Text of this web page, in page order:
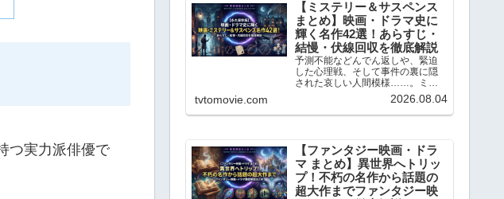
つ実力派俳優で
や派手なアクションを見せるだけ
のエンターテインメントではあり
ません。「もし人工知能が感...
【ミステリー＆サスペンス
まとめ】映画・ドラマ史に
輝く名作42選！あらすじ・
結慢・伏線回収を徹底解説
予測不能などんでん返しや、緊迫
した心理戦、そして事件の裏に隠
された哀しい人間模様……。ミス
テリー＆サスペンスというジャン
ルは、私たちを日常から切り離
し、極上の知的興奮へと誘ってく
れ...
tvtomovie.com 2026.08.04
【ファンタジー映画・ドラ
マ まとめ】異世界へトリッ
プ！不朽の名作から話題の
超大作までファンタジー映